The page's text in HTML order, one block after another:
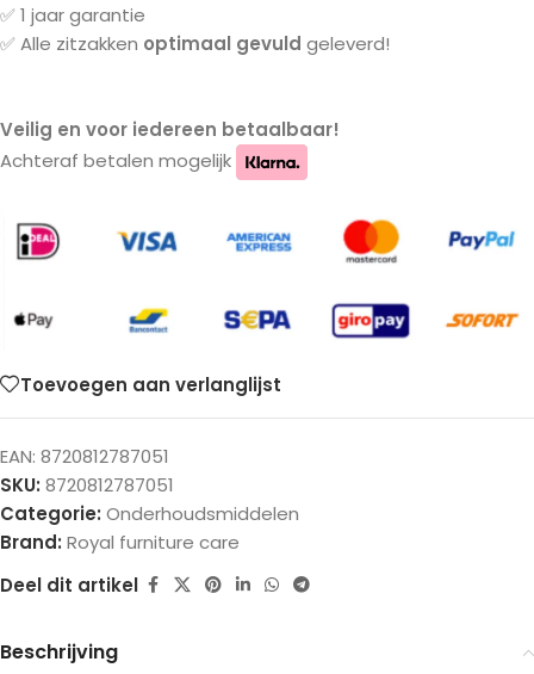
✅ 1 jaar garantie
✅ Alle zitzakken optimaal gevuld geleverd!
Veilig en voor iedereen betaalbaar!
Achteraf betalen mogelijk
Toevoegen aan verlanglijst
EAN: 8720812787051
SKU: 8720812787051
Categorie: Onderhoudsmiddelen
Brand: Royal furniture care
Deel dit artikel
Beschrijving